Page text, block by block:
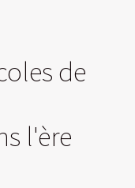
de
l'ère